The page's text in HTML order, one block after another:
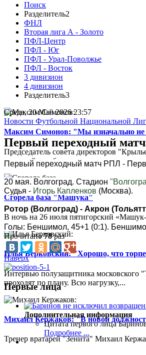
Поиск
Разделитель2
ФНЛ
Вторая лига А - Золото
ПФЛ-Центр
ПФЛ - Юг
ПФЛ - Урал-Поволжье
ПФЛ - Восток
3 дивизион
4 дивизион
Разделитель3
Максим Симонов: "Мы изначально не
Председатель совета директоров
кадровой ошибке...
Сгорела база "Машука"
В ночь на 26 июля пятигорский
Илья Берковский: "Хорошо, что
Интервью полузащитника московского
проходят по плану. Всю нагрузку,...
Михаил Кержаков: "В новой
Тренер вратарей "Зенита" Михаил
Среда, 20 Май 2026 23:57
Новости Футбольной Национальной
Первый переходный
Первый переходный матч РПЛ -
20 мая. Волгоград. Стадион
Судья - Игорь Капленков (Москва).
Ротор (Волгоград) - Акрон
Голы: Беншимол, 45+1 (0:1).
Прочитано78раз
Наверх
Первые лица
Дополнительная информация
Цитата первого лица
Подробнее ...